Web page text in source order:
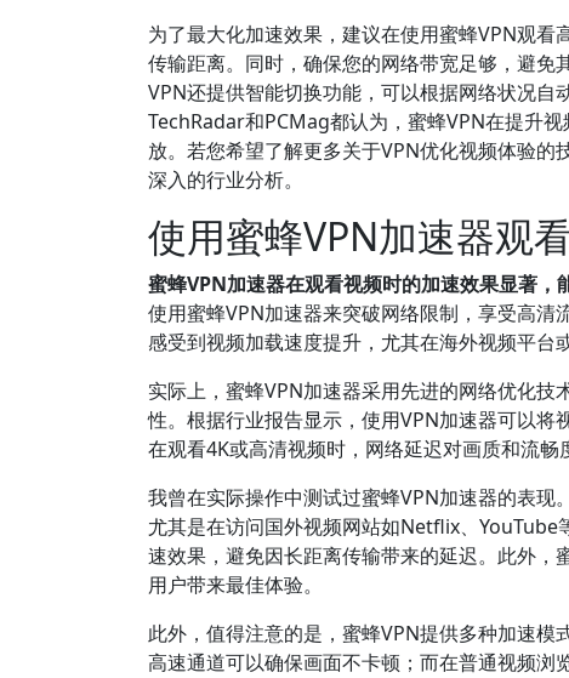
为了最大化加速效果，建议在使用蜜蜂VPN观
传输距离。同时，确保您的网络带宽足够，避
VPN还提供智能切换功能，可以根据网络状况
TechRadar和PCMag都认为，蜜蜂VPN在提升
放。若您希望了解更多关于VPN优化视频体验
深入的行业分析。
使用蜜蜂VPN加速器观
蜜蜂VPN加速器在观看视频时的加速效果显著，
使用蜜蜂VPN加速器来突破网络限制，享受高
感受到视频加载速度提升，尤其在海外视频平台
实际上，蜜蜂VPN加速器采用先进的网络优化
性。根据行业报告显示，使用VPN加速器可以
在观看4K或高清视频时，网络延迟对画质和流畅
我曾在实际操作中测试过蜜蜂VPN加速器的表现
尤其是在访问国外视频网站如Netflix、
速效果，避免因长距离传输带来的延迟。此外
用户带来最佳体验。
此外，值得注意的是，蜜蜂VPN提供多种加速
高速通道可以确保画面不卡顿；而在普通视频